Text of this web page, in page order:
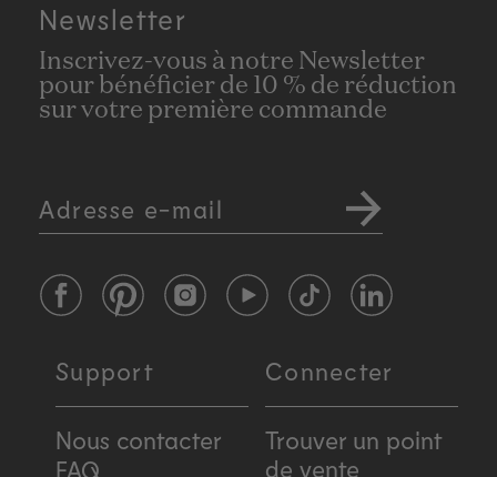
Newsletter
Inscrivez-vous à notre Newsletter
pour bénéficier de 10 % de réduction
sur votre première commande
Adresse e-mail
FacebookPinterestInstagramYouTubeTikTokLinkedIn
Support
Nous contacter
FAQ
Connecter
Trouver un point
de vente